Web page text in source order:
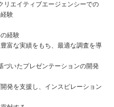
リエイティブエージェンシーでの
験
経験
富な実績をもち、最適な調査を導
づいたプレゼンテーションの開発
発を支援し、インスピレーション